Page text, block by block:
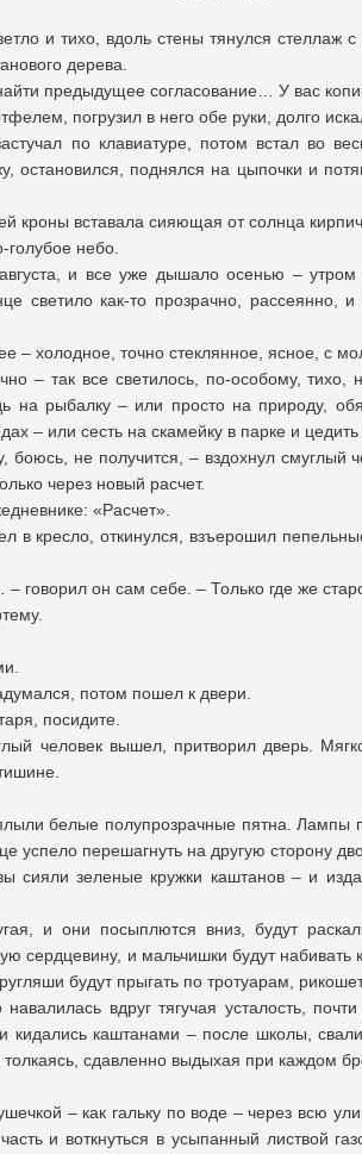
и тихо, вдоль стены тянулся стеллаж
дерева.
предыдущее согласование… У вас
погрузил в него обе руки, долго
по клавиатуре, потом встал во
остановился, поднялся на цыпочки и
кроны вставала сияющая от солнца
голубое небо.
и все уже дышало осенью – утром
светило как-то прозрачно,
– холодное, точно стеклянное, ясное, с
– так все светилось, по-особому, тихо,
на рыбалку – или просто на природу,
– или сесть на скамейку в парке и цедить
боюсь, не получится, – вздохнул смуглый
через новый расчет.
«Расчет».
в кресло, откинулся, взъерошил
говорил он сам себе. – Только где же
потом пошел к двери.
посидите.
человек вышел, притворил дверь.
белые полупрозрачные пятна. Лампы
успело перешагнуть на другую сторону
сияли зеленые кружки каштанов – и
и они посыплются вниз, будут
сердцевину, и мальчишки будут
будут прыгать по тротуарам,
навалилась вдруг тягучая усталость,
кидались каштанами – после школы,
сдавленно выдыхая при каждом
– как гальку по воде – через всю
и воткнуться в усыпанный листвой